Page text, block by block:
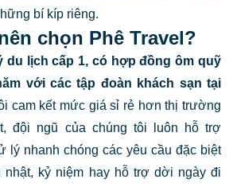
bí kíp riêng.
chọn Phê Travel?
du lịch cấp 1, có hợp đồng ôm quỹ
với các tập đoàn khách sạn tại
cam kết mức giá sỉ rẻ hơn thị trường
đội ngũ của chúng tôi luôn hỗ trợ
lý nhanh chóng các yêu cầu đặc biệt
nhật, kỷ niệm hay hỗ trợ dời ngày đi